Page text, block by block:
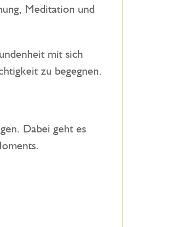
Meditation und
mit sich
zu begegnen.
Dabei geht es